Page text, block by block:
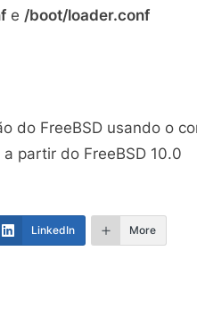
e /boot/loader.conf
do FreeBSD usando o
partir do FreeBSD 10.0
LinkedIn More